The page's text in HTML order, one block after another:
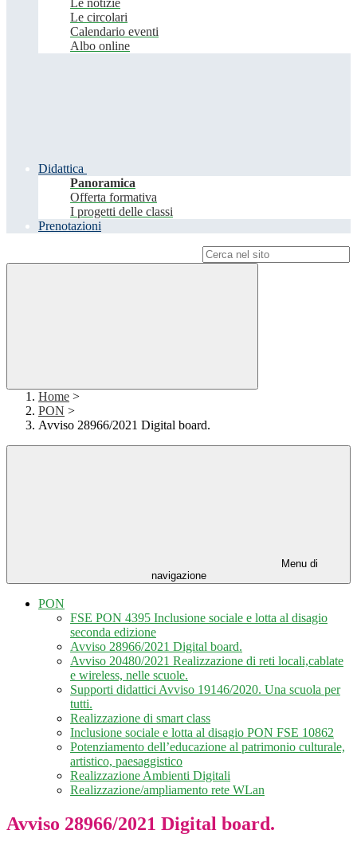
Le notizie
Le circolari
Calendario eventi
Albo online
Didattica
Panoramica
Offerta formativa
I progetti delle classi
Prenotazioni
Home >
PON >
Avviso 28966/2021 Digital board.
Menu di
navigazione
PON
FSE PON 4395 Inclusione sociale e lotta al disagio
seconda edizione
Avviso 28966/2021 Digital board.
Avviso 20480/2021 Realizzazione di reti locali,cablate
e wireless, nelle scuole.
Supporti didattici Avviso 19146/2020. Una scuola per
tutti.
Realizzazione di smart class
Inclusione sociale e lotta al disagio PON FSE 10862
Potenziamento dell’educazione al patrimonio culturale,
artistico, paesaggistico
Realizzazione Ambienti Digitali
Realizzazione/ampliamento rete WLan
Avviso 28966/2021 Digital board.